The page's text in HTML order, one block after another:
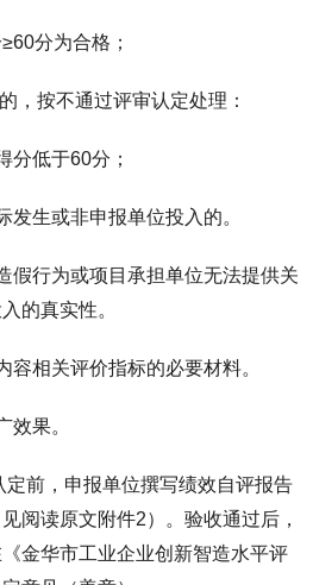
分为合格；
，按不通过评审认定处理：
分低于60分；
发生或非申报单位投入的。
假行为或项目承担单位无法提供关
的真实性。
容相关评价指标的必要材料。
效果。
定前，申报单位撰写绩效自评报告
阅读原文附件2）。验收通过后，
金华市工业企业创新智造水平评